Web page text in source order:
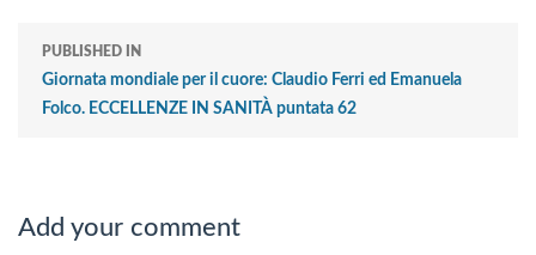
PUBLISHED IN
Giornata mondiale per il cuore: Claudio Ferri ed Emanuela
Folco. ECCELLENZE IN SANITÀ puntata 62
Add your comment